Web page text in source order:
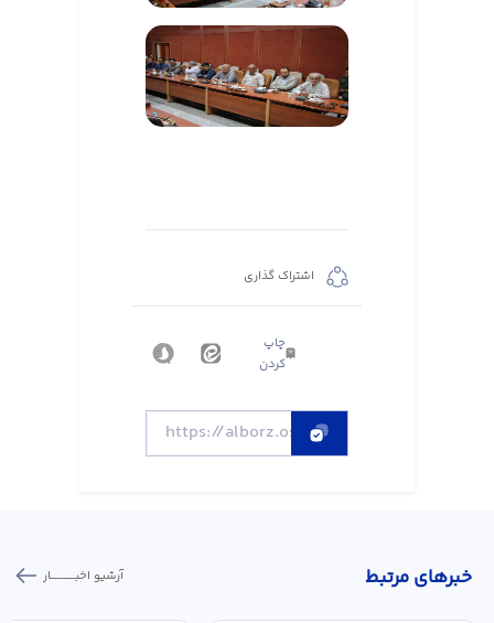
اشتراک گذاری
چاپ
کردن
خبر‌های مرتبط آرشیو اخبـــــــــــار